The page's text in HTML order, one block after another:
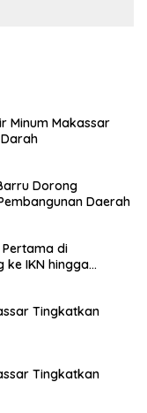
Minum Makassar
Dorong
Daerah
di
ke IKN hingga
Tingkatkan
Tingkatkan